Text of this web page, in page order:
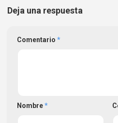
Deja una respuesta
Comentario *
Nombre*